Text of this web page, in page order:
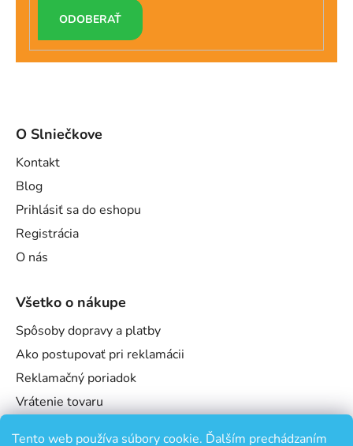
Tento web používa súbory cookie. Ďalším prechádzaním
PRIHLÁSIŤ
SA
O Slniečkove
Kontakt
Blog
Prihlásiť sa do eshopu
Registrácia
O nás
Všetko o nákupe
Spôsoby dopravy a platby
Ako postupovať pri reklamácii
Reklamačný poriadok
Vrátenie tovaru